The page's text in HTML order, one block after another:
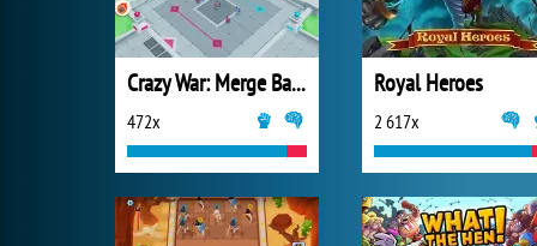
Crazy War: Merge Battle
472x
Royal Heroes
2 617x